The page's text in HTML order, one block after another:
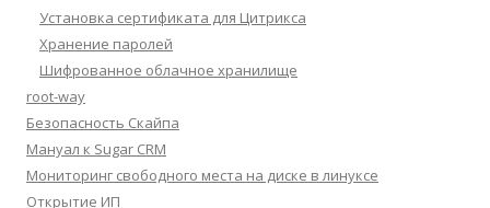
Установка сертификата для Цитрикса
Хранение паролей
Шифрованное облачное хранилище
root-way
Безопасность Скайпа
Мануал к Sugar CRM
Мониторинг свободного места на диске в линуксе
Открытие ИП